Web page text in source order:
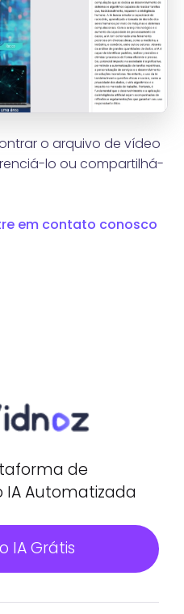
o arquivo de vídeo
lo ou compartilhá-
em contato conosco
de
IA Automatizada
IA Grátis